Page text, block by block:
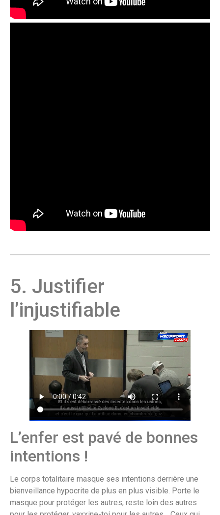
5. Justifier
l’injustifiable
L’enfer est pavé de bonnes
intentions !
Le corps totalitaire masque ses intentions derrière une
bienveillance hypocrite de plus en plus visible. Porte le
masque pour protéger les autres, reste loin des autres